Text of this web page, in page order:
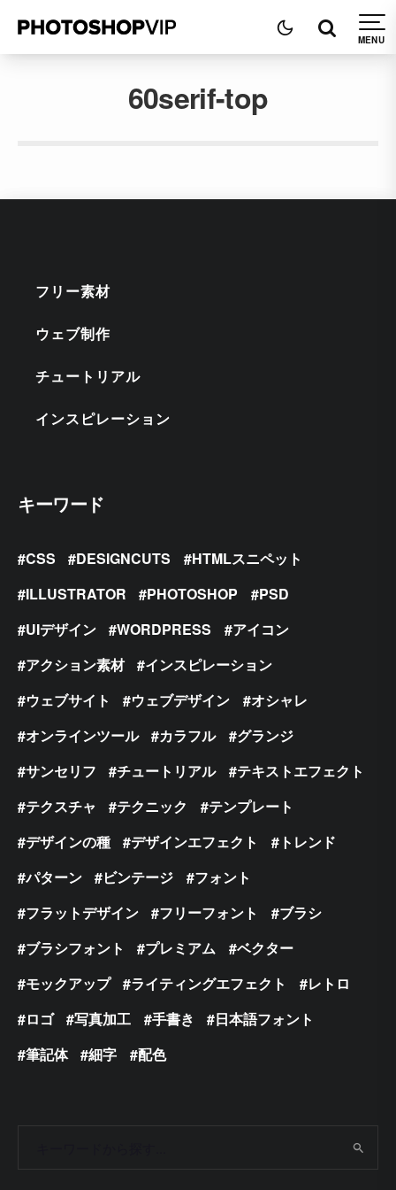
60serif-top
フリー素材
ウェブ制作
チュートリアル
インスピレーション
キーワード
CSS DESIGNCUTS
HTMLスニペット
ILLUSTRATOR
PHOTOSHOP
PSD
UIデザイン
WORDPRESS
アイコン
アクション素材
インスピレーション
ウェブサイト
ウェブデザイン
オシャレ
オンラインツール
カラフル
グランジ
サンセリフ
チュートリアル
テキストエフェクト
テクスチャ
テクニック
テンプレート
デザインの種
デザインエフェクト
トレンド
パターン
ビンテージ
フォント
フラットデザイン
フリーフォント
ブラシ
ブラシフォント
プレミアム
ベクター
モックアップ
ライティングエフェクト
レトロ
ロゴ
写真加工 手書き
日本語フォント
筆記体
細字 配色